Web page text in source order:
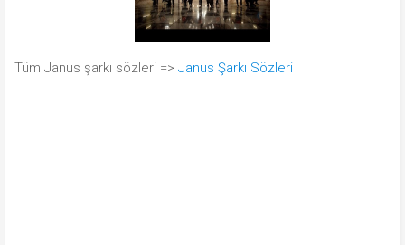
Tüm Janus şarkı sözleri => Janus Şarkı Sözleri